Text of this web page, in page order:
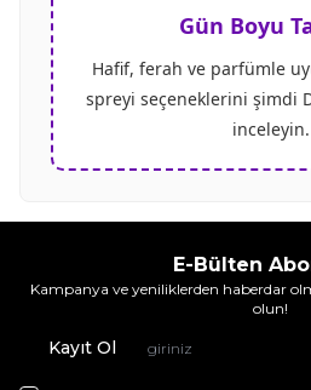
Gün Boyu
Hafif, ferah ve parfümle
spreyi seçeneklerini şimdi
inceleyin.
E-Bülten
Kampanya ve yeniliklerden haberdar
olun!
Kayıt Ol